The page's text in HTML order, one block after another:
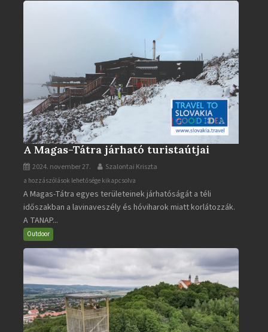
A Magas-Tátra járható turistaútjai
2024. november 27. Szalontai Kriszta
A
Magas-
Tátra
járható
turistaútjai
bejegyzéshez
a hozzászólások lehetősége kikapcsolva
A Magas-Tátra egyes területeinek járhatóságát a téli
időszakban a lavinaveszély és hóviharok miatt korlátozzák.
A TANAP...
Outdoor